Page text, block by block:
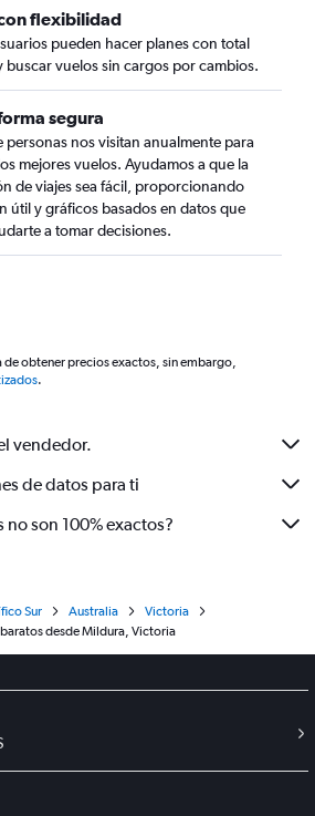
flexibilidad
pueden hacer planes con total
buscar vuelos sin cargos por cambios.
segura
personas nos visitan anualmente para
mejores vuelos. Ayudamos a que la
de viajes sea fácil, proporcionando
útil y gráficos basados en datos que
a tomar decisiones.
obtener precios exactos, sin embargo,
.
vendedor.
de datos para ti
no son 100% exactos?
Sur Australia
Victoria
desde Mildura, Victoria